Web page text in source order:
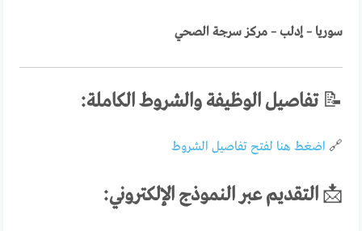
سوريا – إدلب – مركز سرجة الصحي
📝تفاصيل الوظيفة والشروط الكاملة:
🔗 اضغط هنا لفتح تفاصيل الشروط
📩التقديم عبر النموذج الإلكتروني: